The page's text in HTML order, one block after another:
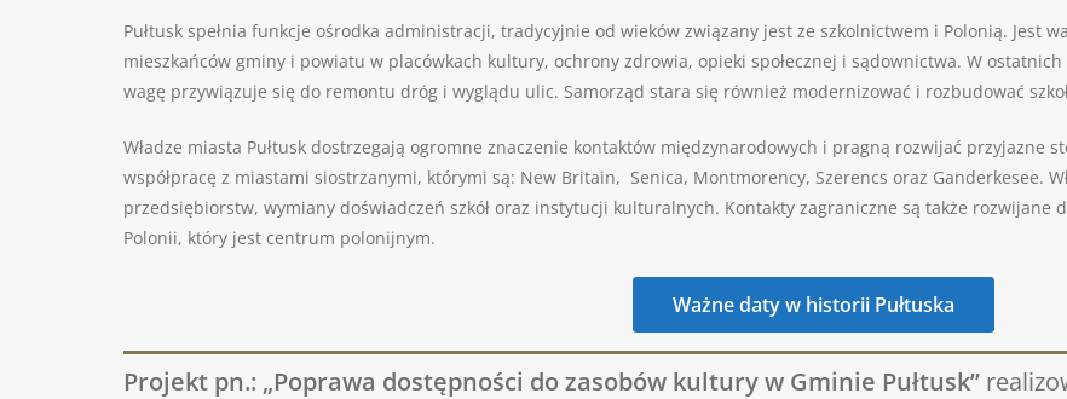
Pułtusk spełnia funkcje ośrodka administracji, tradycyjnie od wieków związany jest ze szkolnictwem i Polonią. Jest
mieszkańców gminy i powiatu w placówkach kultury, ochrony zdrowia, opieki społecznej i sądownictwa. W
wagę przywiązuje się do remontu dróg i wyglądu ulic. Samorząd stara się również modernizować i rozbudować
Władze miasta Pułtusk dostrzegają ogromne znaczenie kontaktów międzynarodowych i pragną rozwijać przyjazne
współpracę z miastami siostrzanymi, którymi są: New Britain, Senica, Montmorency, Szerencs oraz Ganderkesee.
przedsiębiorstw, wymiany doświadczeń szkół oraz instytucji kulturalnych. Kontakty zagraniczne są także rozwijane
Polonii, który jest centrum polonijnym.
Ważne daty w historii Pułtuska
Projekt pn.: „Poprawa dostępności do zasobów kultury w Gminie Pułtusk”